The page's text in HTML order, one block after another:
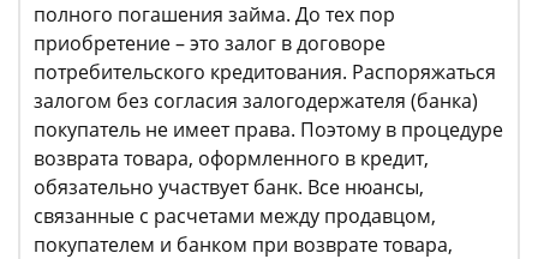
полного погашения займа. До тех пор
приобретение – это залог в договоре
потребительского кредитования. Распоряжаться
залогом без согласия залогодержателя (банка)
покупатель не имеет права. Поэтому в процедуре
возврата товара, оформленного в кредит,
обязательно участвует банк. Все нюансы,
связанные с расчетами между продавцом,
покупателем и банком при возврате товара,